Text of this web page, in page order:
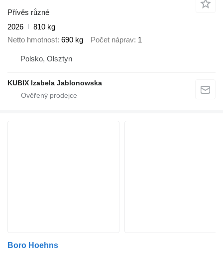
Přívěs různé
2026
810 kg
Netto hmotnost 690 kg Počet náprav 1
Polsko, Olsztyn
KUBIX Izabela Jablonowska
Boro Hoehns